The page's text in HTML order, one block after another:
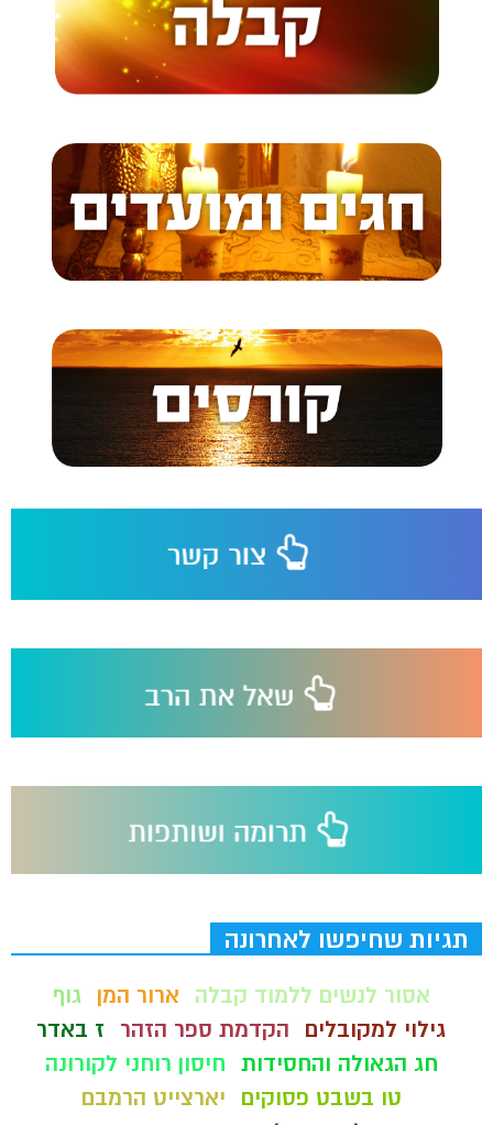
תגיות שחיפשו לאחרונה
אסור לנשים ללמוד קבלה ארור המן
גוף
גילוי למקובלים
הקדמת ספר הזהר
ז באדר
חג הגאולה והחסידות חיסון רוחני לקורונה
טו בשבט פסוקים
יארצייט הרמבם